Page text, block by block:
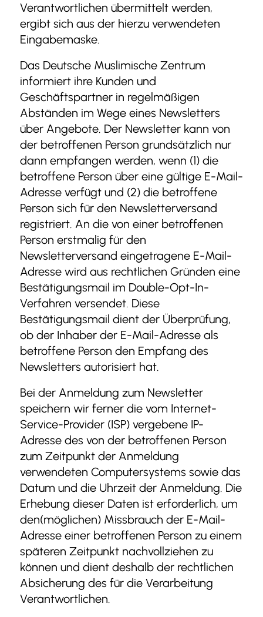
Verantwortlichen übermittelt werden,
ergibt sich aus der hierzu verwendeten
Eingabemaske.
Das Deutsche Muslimische Zentrum
informiert ihre Kunden und
Geschäftspartner in regelmäßigen
Abständen im Wege eines Newsletters
über Angebote. Der Newsletter kann von
der betroffenen Person grundsätzlich nur
dann empfangen werden, wenn (1) die
betroffene Person über eine gültige E-Mail-
Adresse verfügt und (2) die betroffene
Person sich für den Newsletterversand
registriert. An die von einer betroffenen
Person erstmalig für den
Newsletterversand eingetragene E-Mail-
Adresse wird aus rechtlichen Gründen eine
Bestätigungsmail im Double-Opt-In-
Verfahren versendet. Diese
Bestätigungsmail dient der Überprüfung,
ob der Inhaber der E-Mail-Adresse als
betroffene Person den Empfang des
Newsletters autorisiert hat.
Bei der Anmeldung zum Newsletter
speichern wir ferner die vom Internet-
Service-Provider (ISP) vergebene IP-
Adresse des von der betroffenen Person
zum Zeitpunkt der Anmeldung
verwendeten Computersystems sowie das
Datum und die Uhrzeit der Anmeldung. Die
Erhebung dieser Daten ist erforderlich, um
den(möglichen) Missbrauch der E-Mail-
Adresse einer betroffenen Person zu einem
späteren Zeitpunkt nachvollziehen zu
können und dient deshalb der rechtlichen
Absicherung des für die Verarbeitung
Verantwortlichen.